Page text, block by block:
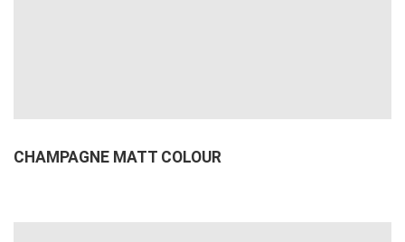
CHAMPAGNE MATT COLOUR